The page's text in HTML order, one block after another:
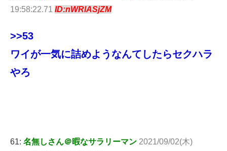
19:58:22.71 ID:nWRlASjZM
>>53
ワイが一気に詰めようなんてしたらセクハラ
やろ
61: 名無しさん＠暇なサラリーマン 2021/09/02(木)